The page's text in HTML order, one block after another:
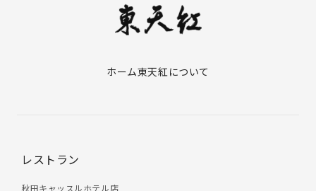
ホーム東天紅について
レストラン
秋田キャッスルホテル店